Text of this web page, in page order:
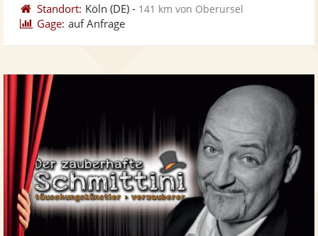
Standort: Köln (DE) - 141 km von Oberursel
Gage: auf Anfrage